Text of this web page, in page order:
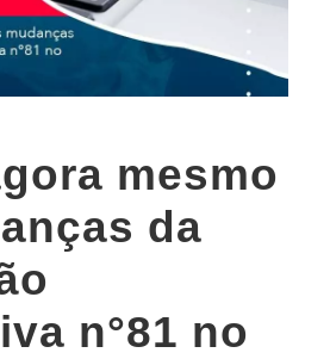
mesmo
da
n°81 no